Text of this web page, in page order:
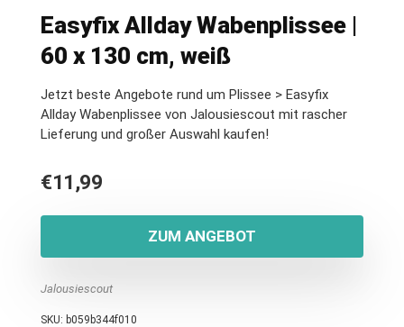
Easyfix Allday Wabenplissee |
60 x 130 cm, weiß
Jetzt beste Angebote rund um Plissee > Easyfix
Allday Wabenplissee von Jalousiescout mit rascher
Lieferung und großer Auswahl kaufen!
€11,99
ZUM ANGEBOT
Jalousiescout
SKU: b059b344f010